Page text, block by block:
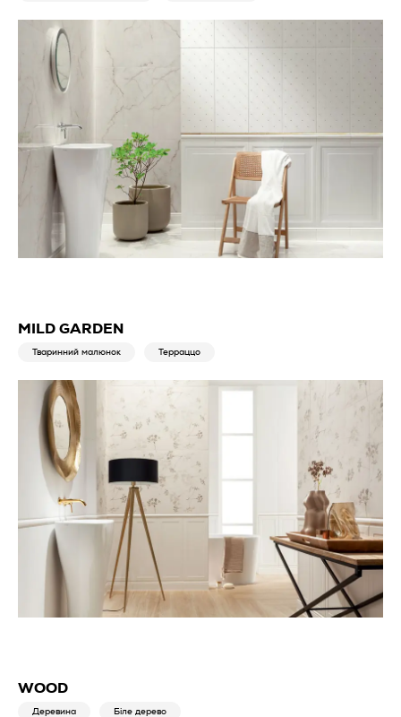
MILD GARDEN
Тваринний малюнок Терраццо
WOOD
Деревина Біле дерево